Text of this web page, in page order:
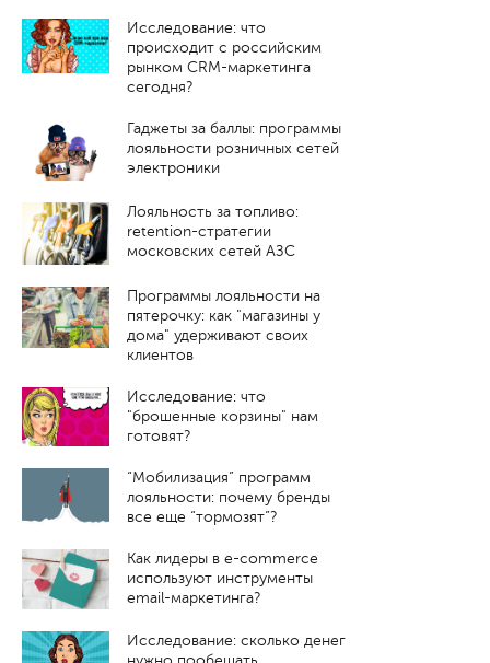
Исследование: что
происходит с российским
рынком CRM-маркетинга
сегодня?
Гаджеты за баллы: программы
лояльности розничных сетей
электроники
Лояльность за топливо:
retention-стратегии
московских сетей АЗС
Программы лояльности на
пятерочку: как "магазины у
дома" удерживают своих
клиентов
Исследование: что
"брошенные корзины" нам
готовят?
“Мобилизация” программ
лояльности: почему бренды
все еще “тормозят”?
Как лидеры в e-commerce
используют инструменты
email-маркетинга?
Исследование: сколько денег